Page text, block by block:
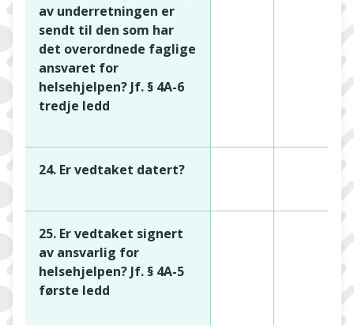
av underretningen er
sendt til den som har
det overordnede faglige
ansvaret for
helsehjelpen? Jf. § 4A-6
tredje ledd
24. Er vedtaket datert?
25. Er vedtaket signert
av ansvarlig for
helsehjelpen? Jf. § 4A-5
første ledd